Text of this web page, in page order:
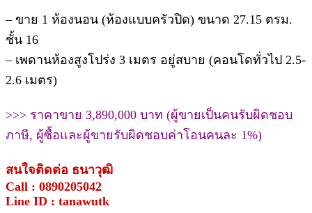
– ขาย 1 ห้องนอน (ห้องแบบครัวปิด) ขนาด 27.15 ตรม.
ชั้น 16
– เพดานห้องสูงโปร่ง 3 เมตร อยู่สบาย (คอนโดทั่วไป 2.5-
2.6 เมตร)
>>> ราคาขาย 3,890,000 บาท (ผู้ขายเป็นคนรับผิดชอบ
ภาษี, ผู้ซื้อและผู้ขายรับผิดชอบค่าโอนคนละ 1%)
สนใจติดต่อ ธนาวุฒิ
Call : 0890205042
Line ID : tanawutk